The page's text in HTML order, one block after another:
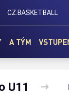
CZ.BASKETBALL
A TÝM
U11